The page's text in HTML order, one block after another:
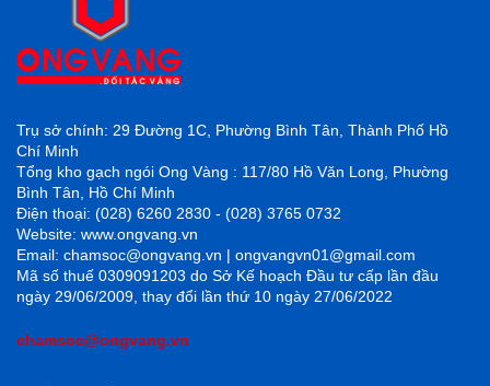
Trụ sở chính: 29 Đường 1C, Phường Bình Tân, Thành Phố Hồ
Chí Minh
Tổng kho gạch ngói Ong Vàng : 117/80 Hồ Văn Long, Phường
Bình Tân, Hồ Chí Minh
Điện thoại: (028) 6260 2830 - (028) 3765 0732
Website: www.ongvang.vn
Email: chamsoc@ongvang.vn | ongvangvn01@gmail.com
Mã số thuế 0309091203 do Sở Kế hoạch Đầu tư cấp lần đầu
ngày 29/06/2009, thay đổi lần thứ 10 ngày 27/06/2022
chamsoc@ongvang.vn